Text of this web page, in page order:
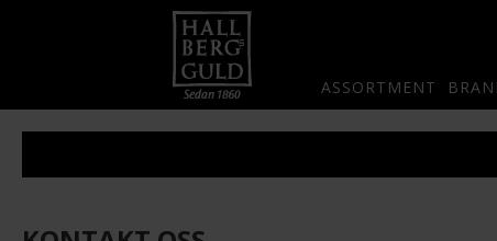
ASSORTMENT